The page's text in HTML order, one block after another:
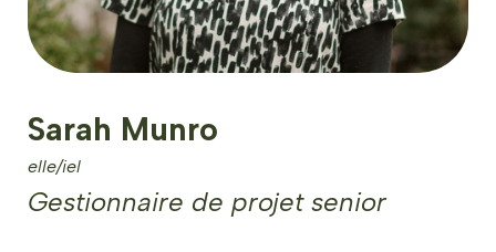
Sarah Munro
elle/iel
Gestionnaire de projet senior